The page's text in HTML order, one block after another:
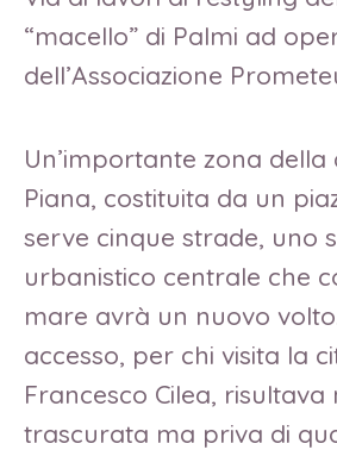
“macello” di Palmi ad
dell’Associazione
Un’importante zona
Piana, costituita da un
serve cinque strade, uno
urbanistico centrale che
mare avrà un nuovo
accesso, per chi visita la
Francesco Cilea, risultava
trascurata ma priva di